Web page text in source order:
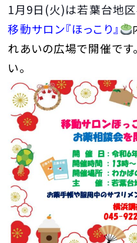
1月9日(火)は若葉台地
移動サロン『ほっこり』
れあいの広場で開催です。
い。